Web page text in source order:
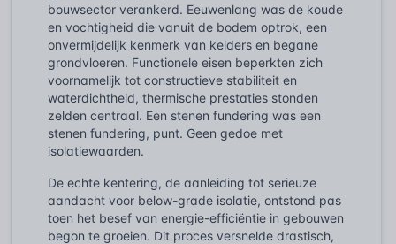
bouwsector verankerd. Eeuwenlang was de koude
en vochtigheid die vanuit de bodem optrok, een
onvermijdelijk kenmerk van kelders en begane
grondvloeren. Functionele eisen beperkten zich
voornamelijk tot constructieve stabiliteit en
waterdichtheid, thermische prestaties stonden
zelden centraal. Een stenen fundering was een
stenen fundering, punt. Geen gedoe met
isolatiewaarden.
De echte kentering, de aanleiding tot serieuze
aandacht voor below-grade isolatie, ontstond pas
toen het besef van energie-efficiëntie in gebouwen
begon te groeien. Dit proces versnelde drastisch,